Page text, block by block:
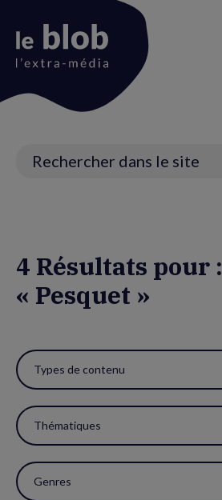
4 Résultats pour :
« Pesquet »
ces
filtres
pour
réactualiser
la
page.
Types de contenu
Thématiques
Genres